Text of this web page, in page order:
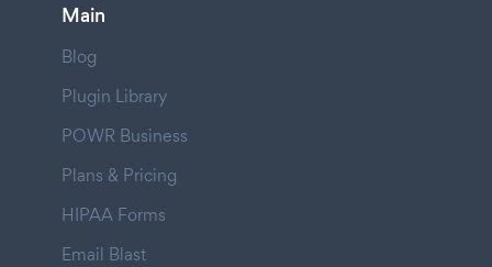
Main
Blog
Plugin Library
POWR Business
Plans & Pricing
HIPAA Forms
Email Blast